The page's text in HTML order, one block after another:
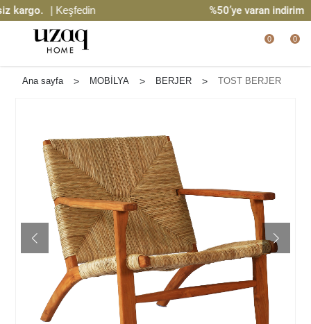
| Keşfedin %50’ye varan indirim |
0 0
Ana sayfa > MOBİLYA > BERJER > TOST BERJER